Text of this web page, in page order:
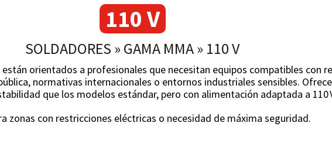
110 V
SOLDADORES » GAMA MMA» 110 V
orientados a profesionales que necesitan equipos compatibles con
normativas internacionales o entornos industriales sensibles.
que los modelos estándar, pero con alimentación adaptada a 110
zonas con restricciones eléctricas o necesidad de máxima seguridad.